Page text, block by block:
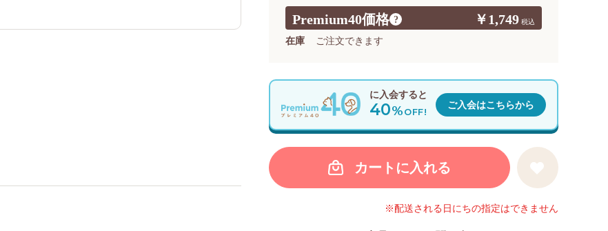
Premium40価格 ? ￥1,749
在庫 ご注文できます
カートに入れる
※配送される日にちの指定はできません
に入会すると
40%OFF!
ご入会はこちらから